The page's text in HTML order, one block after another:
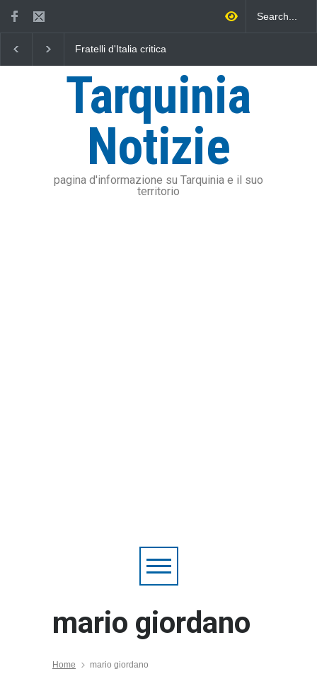
Fratelli d'Italia critica
dell'addizionale IRPEF: "una
stangata per i cittadini"
Viterbo uniti nella
mare
Tarquinia
Notizie
pagina d'informazione su Tarquinia e il suo
territorio
mario giordano
Home mario giordano